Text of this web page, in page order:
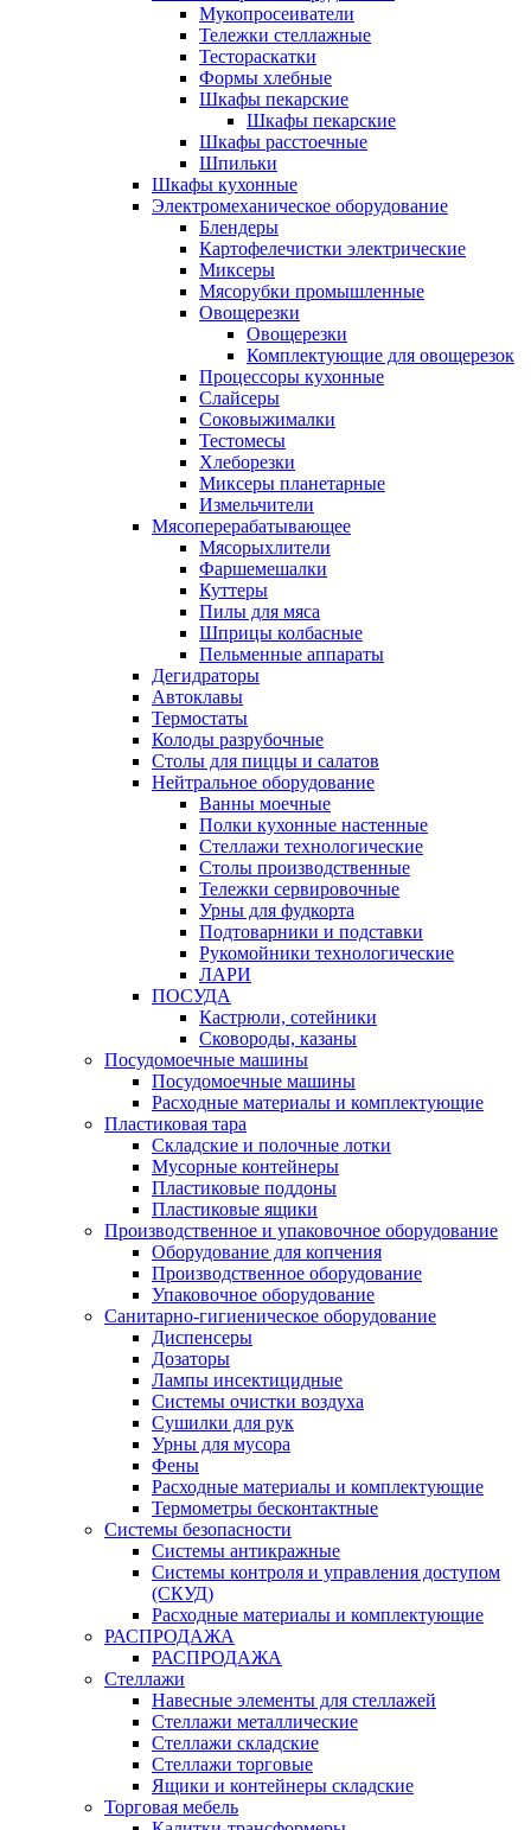
Мукопросеиватели
Тележки стеллажные
Тестораскатки
Формы хлебные
Шкафы пекарские
Шкафы пекарские
Шкафы расстоечные
Шпильки
Шкафы кухонные
Электромеханическое оборудование
Блендеры
Картофелечистки электрические
Миксеры
Мясорубки промышленные
Овощерезки
Овощерезки
Комплектующие для овощерезок
Процессоры кухонные
Слайсеры
Соковыжималки
Тестомесы
Хлеборезки
Миксеры планетарные
Измельчители
Мясоперерабатывающее
Мясорыхлители
Фаршемешалки
Куттеры
Пилы для мяса
Шприцы колбасные
Пельменные аппараты
Дегидраторы
Автоклавы
Термостаты
Колоды разрубочные
Столы для пиццы и салатов
Нейтральное оборудование
Ванны моечные
Полки кухонные настенные
Стеллажи технологические
Столы производственные
Тележки сервировочные
Урны для фудкорта
Подтоварники и подставки
Рукомойники технологические
ЛАРИ
ПОСУДА
Кастрюли, сотейники
Сковороды, казаны
Посудомоечные машины
Посудомоечные машины
Расходные материалы и комплектующие
Пластиковая тара
Складские и полочные лотки
Мусорные контейнеры
Пластиковые поддоны
Пластиковые ящики
Производственное и упаковочное оборудование
Оборудование для копчения
Производственное оборудование
Упаковочное оборудование
Санитарно-гигиеническое оборудование
Диспенсеры
Дозаторы
Лампы инсектицидные
Системы очистки воздуха
Сушилки для рук
Урны для мусора
Фены
Расходные материалы и комплектующие
Термометры бесконтактные
Системы безопасности
Системы антикражные
Системы контроля и управления доступом
(СКУД)
Расходные материалы и комплектующие
РАСПРОДАЖА
РАСПРОДАЖА
Стеллажи
Навесные элементы для стеллажей
Стеллажи металлические
Стеллажи складские
Стеллажи торговые
Ящики и контейнеры складские
Торговая мебель